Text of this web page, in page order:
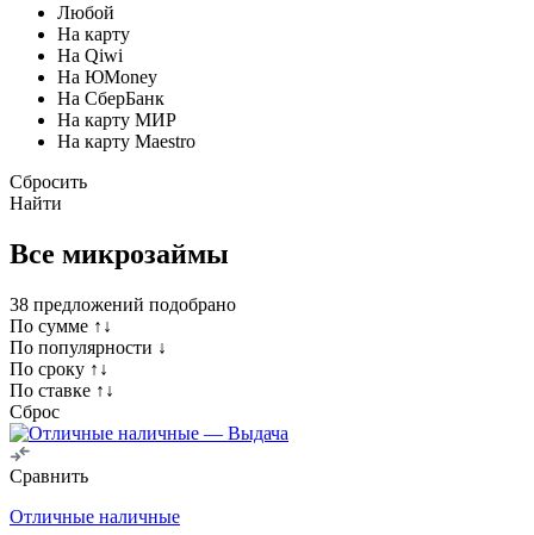
Любой
На карту
На Qiwi
На ЮMoney
На СберБанк
На карту МИР
На карту Maestro
Сбросить
Найти
Все микрозаймы
38 предложений подобрано
По сумме ↑↓
По популярности ↓
По сроку ↑↓
По ставке ↑↓
Сброс
Сравнить
Отличные наличные